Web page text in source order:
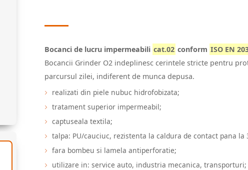
Bocanci de lucru impermeabili cat.02 conform ISO EN
Bocancii Grinder O2 indeplinesc cerintele stricte pentru
parcursul zilei, indiferent de munca depusa.
realizati din piele nubuc hidrofobizata;
tratament superior impermeabil;
captuseala textila;
talpa: PU/cauciuc, rezistenta la caldura de contact pana la
fara bombeu si lamela antiperforatie;
utilizare in: service auto, industria mecanica, transporturi;